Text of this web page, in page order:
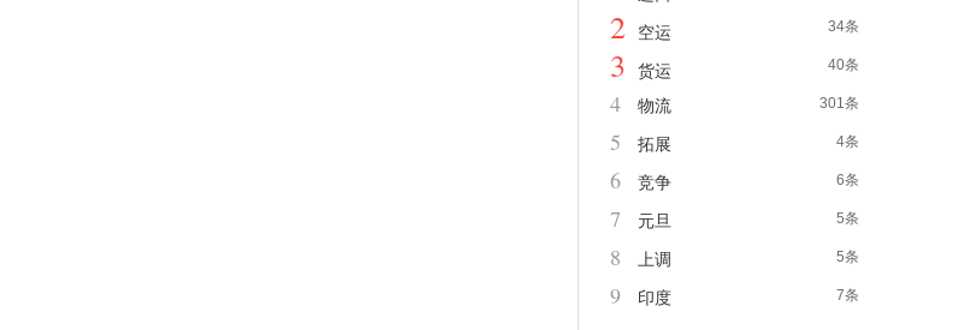
34条
2 空运
40条
3 货运
301条
4 物流
4条
5 拓展
6条
6 竞争
5条
7 元旦
5条
8 上调
7条
9 印度